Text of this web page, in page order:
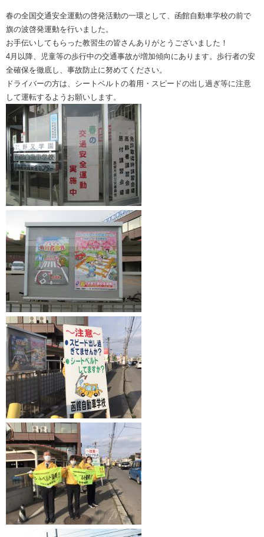
春の全国交通安全運動の啓発活動の一環として、函館自動車学校の前で
旗の波啓発運動を行いました。
お手伝いしてもらった教習生の皆さんありがとうございました！
4月以降、児童等の歩行中の交通事故が増加傾向にあります。歩行者の安
全確保を徹底し、事故防止に努めてください。
ドライバーの方は、シートベルトの着用・スピードの出し過ぎ等に注意
して運転するようお願いします。